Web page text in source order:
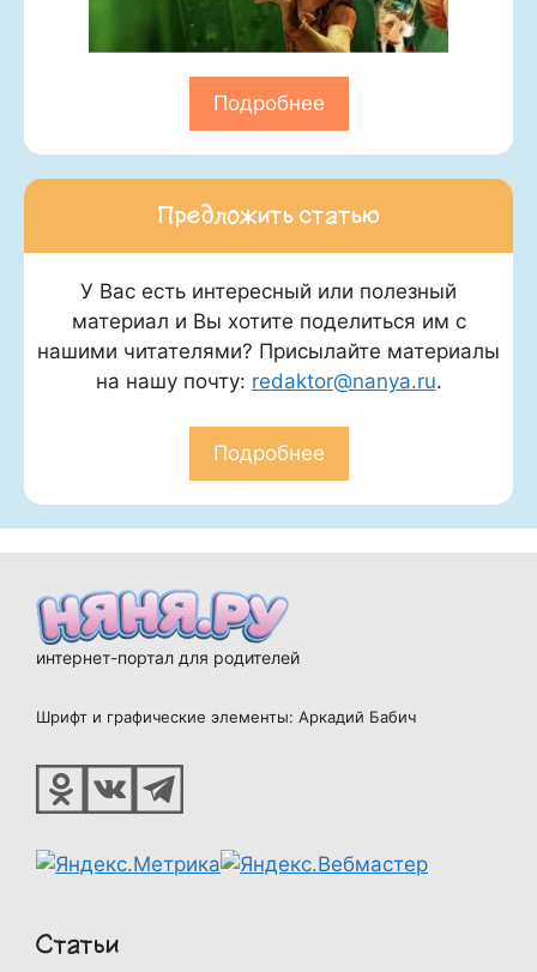
Подробнее
Предложить статью
У Вас есть интересный или полезный
материал и Вы хотите поделиться им с
нашими читателями? Присылайте материалы
на нашу почту: redaktor@nanya.ru.
Подробнее
интернет-портал для родителей
Шрифт и графические элементы: Аркадий Бабич
Статьи